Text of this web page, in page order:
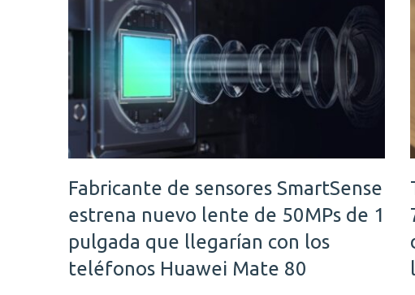
Fabricante de sensores SmartSense
estrena nuevo lente de 50MPs de 1
pulgada que llegarían con los
teléfonos Huawei Mate 80